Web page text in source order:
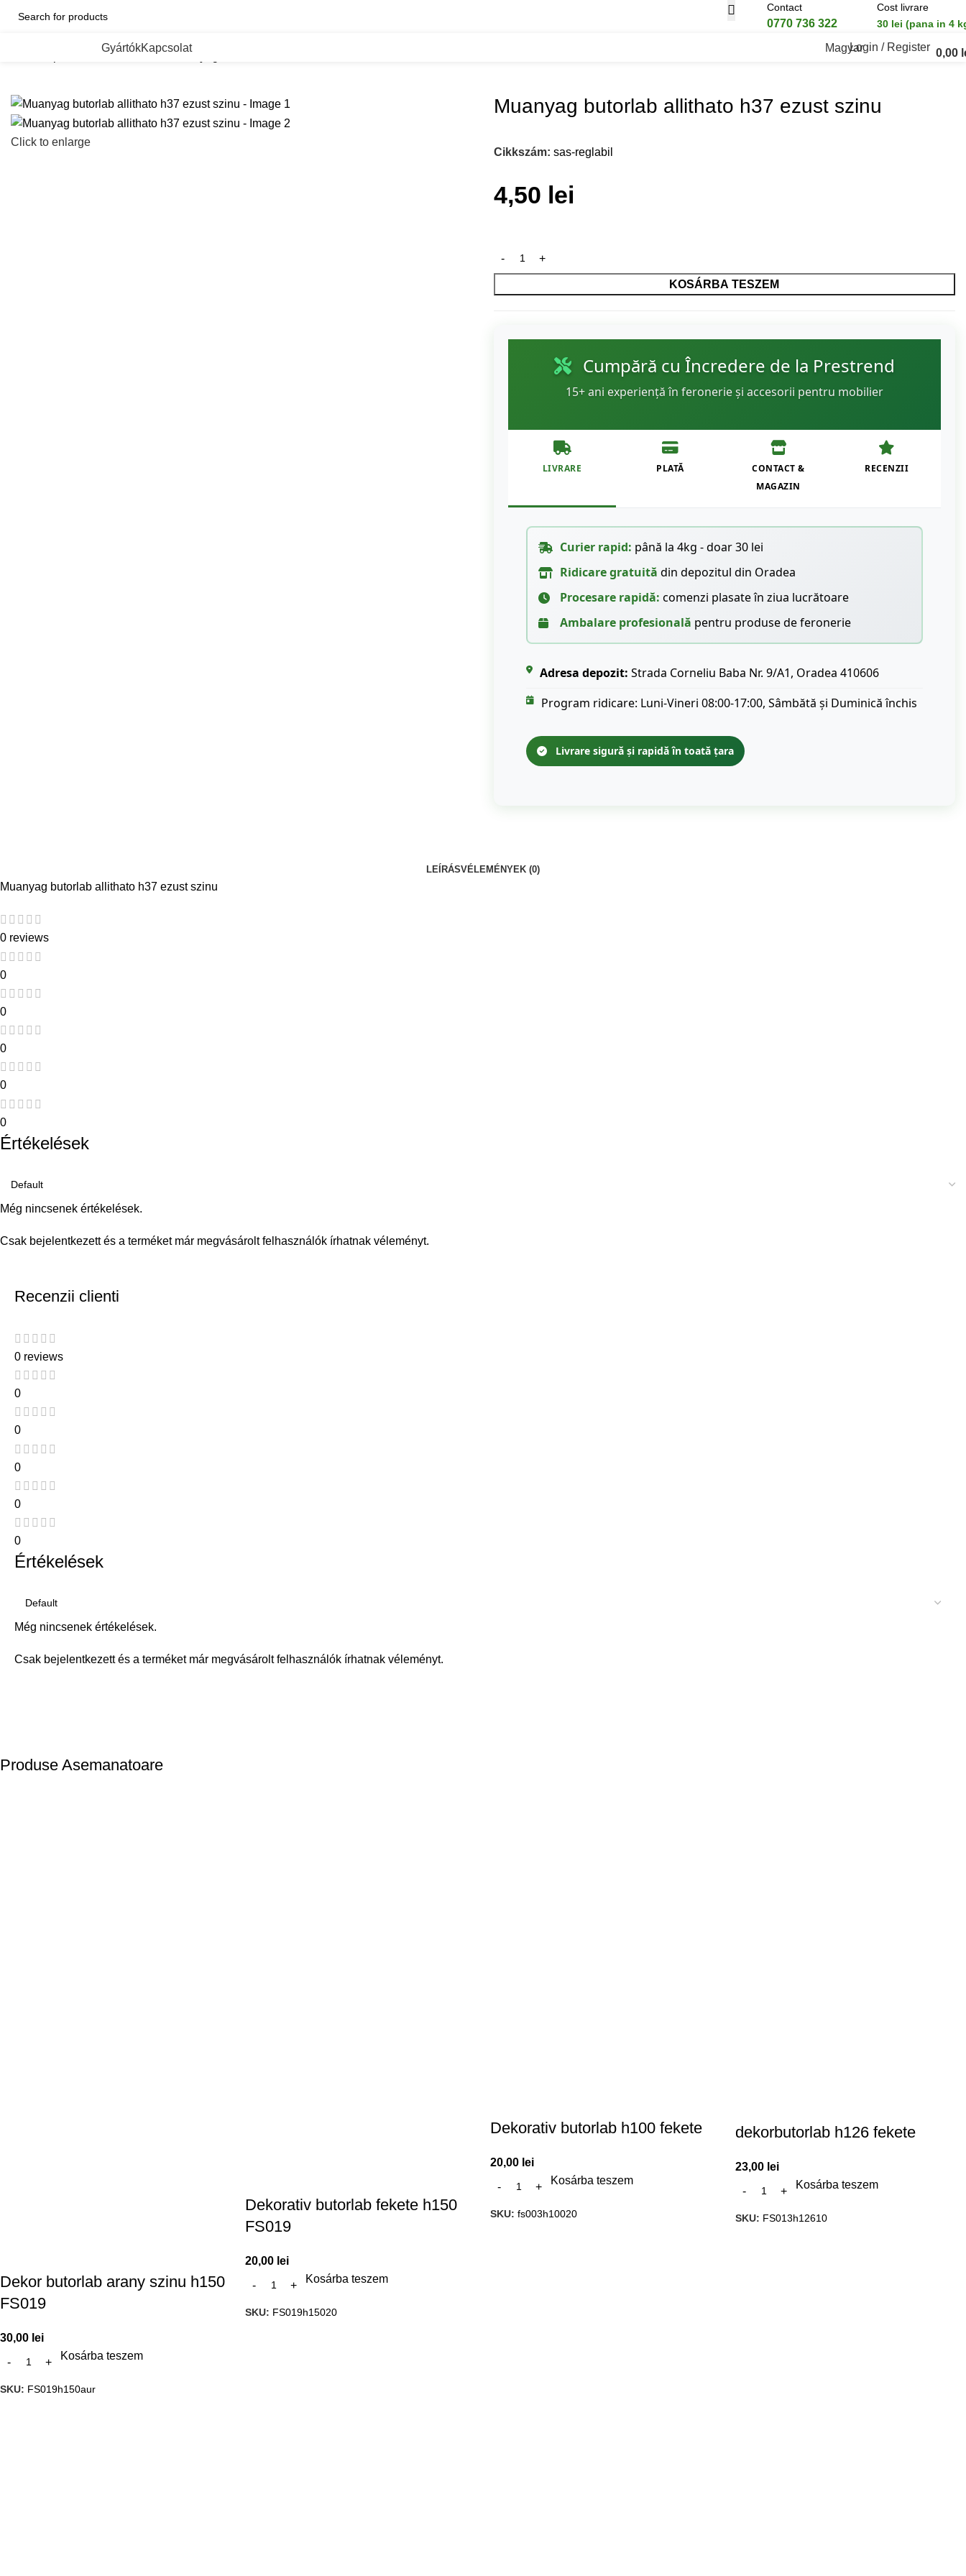
Contact
0770 736 322
Cost livrare
30 lei (pana in 4
GyártókKapcsolat MagyarLogin / Register 0,00
Dekorativ butorlabak
Click to enlarge
Muanyag butorlab allithato h37 ezust szinu
Cikkszám: sas-reglabil
4,50 lei
KOSÁRBA TESZEM
Cumpără cu Încredere de la Prestrend
15+ ani experiență în feronerie și accesorii pentru mobilier
LIVRARE PLATĂ
CONTACT &
MAGAZIN
RECENZII
Curier rapid: până la 4kg - doar 30 lei
Ridicare gratuită din depozitul din Oradea
Procesare rapidă: comenzi plasate în ziua lucrătoare
Ambalare profesională pentru produse de feronerie
Adresa depozit: Strada Corneliu Baba Nr. 9/A1, Oradea 410606
Program ridicare: Luni-Vineri 08:00-17:00, Sâmbătă și Duminică închis
Livrare sigură și rapidă în toată țara
LEÍRÁSVÉLEMÉNYEK (0)
Muanyag butorlab allithato h37 ezust szinu
0 reviews
0
0
0
0
0
Értékelések
Még nincsenek értékelések.
Csak bejelentkezett és a terméket már megvásárolt felhasználók írhatnak véleményt.
Recenzii clienti
0 reviews
0
0
0
0
0
Értékelések
Még nincsenek értékelések.
Csak bejelentkezett és a terméket már megvásárolt felhasználók írhatnak véleményt.
Produse Asemanatoare
Dekor butorlab arany szinu h150
FS019
30,00 lei
Kosárba teszem
SKU: FS019h150aur
Dekorativ butorlab fekete h150
FS019
20,00 lei
Kosárba teszem
SKU: FS019h15020
Dekorativ butorlab h100 fekete
20,00 lei
Kosárba teszem
SKU: fs003h10020
dekorbutorlab h126 fekete
23,00 lei
Kosárba teszem
SKU: FS013h12610